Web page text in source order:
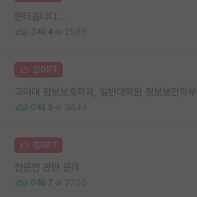
현타옵니다...
3 4 2586
김GPT
고려대 정보보호학과, 일반대학원 정보보안학부
0 5 3644
김GPT
전문연 관련 문의
0 7 2700